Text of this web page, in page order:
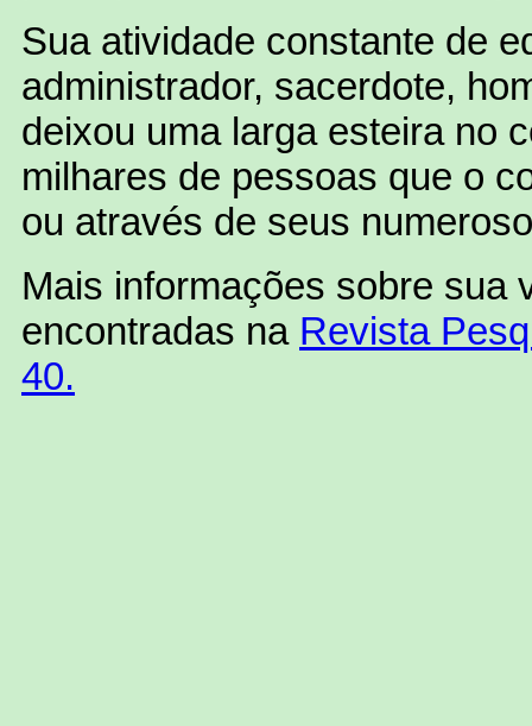
Sua atividade constante de
administrador, sacerdote,
deixou uma larga esteira no
milhares de pessoas que o
ou através de seus
Mais informações sobre sua
encontradas na Revista
40.